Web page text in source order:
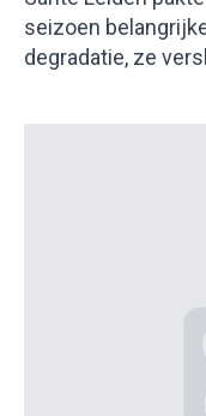
seizoen
degradatie, ze